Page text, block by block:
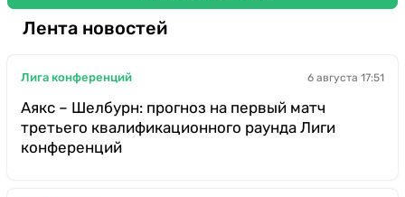
Лента новостей
Лига конференций 6 августа 17:51
Аякс – Шелбурн: прогноз на первый матч
третьего квалификационного раунда Лиги
конференций